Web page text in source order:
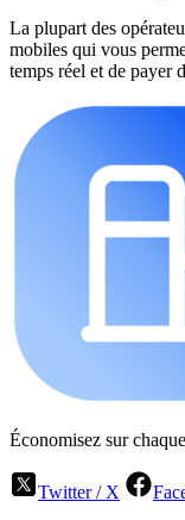
La plupart des
mobiles qui vous
temps réel et de payer
Économisez sur
Twitter / X